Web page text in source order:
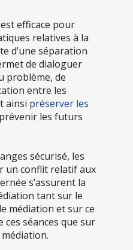
efficace pour
relatives à la
d’une séparation
de dialoguer
problème, de
entre les
ainsi préserver les
les futurs
sécurisé, les
un conflit relatif aux
s’assurent la
tant sur le
médiation et sur ce
séances que sur
médiation.